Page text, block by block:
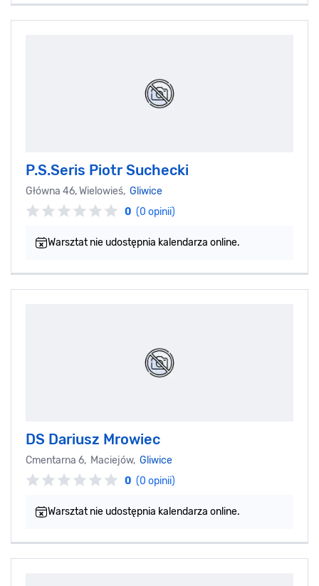
P.S.Seris Piotr Suchecki
Główna 46, Wielowieś, Gliwice
0 (0 opinii)
Warsztat nie udostępnia kalendarza online.
DS Dariusz Mrowiec
Cmentarna 6, Maciejów, Gliwice
0 (0 opinii)
Warsztat nie udostępnia kalendarza online.